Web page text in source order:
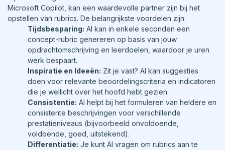
Microsoft Copilot, kan een waardevolle partner zijn bij het
opstellen van rubrics. De belangrijkste voordelen zijn:
Tijdsbesparing: AI kan in enkele seconden een
concept-rubric genereren op basis van jouw
opdrachtomschrijving en leerdoelen, waardoor je uren
werk bespaart.
Inspiratie en Ideeën: Zit je vast? AI kan suggesties
doen voor relevante beoordelingscriteria en indicatoren
die je wellicht over het hoofd hebt gezien.
Consistentie: AI helpt bij het formuleren van heldere en
consistente beschrijvingen voor verschillende
prestatieniveaus (bijvoorbeeld onvoldoende,
voldoende, goed, uitstekend).
Differentiatie: Je kunt AI vragen om rubrics aan te